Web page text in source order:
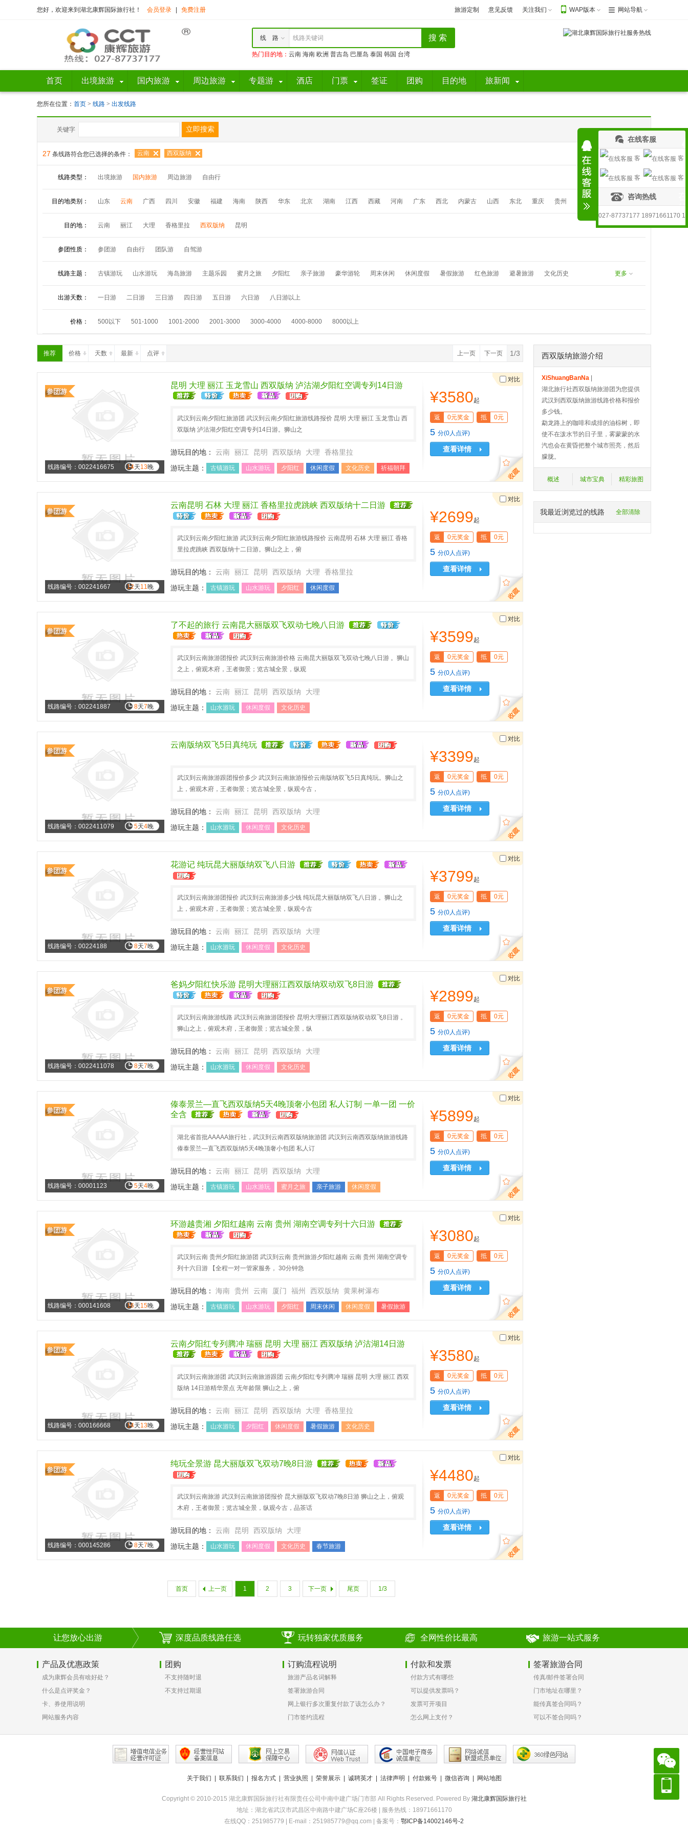
您好，欢迎来到湖北康辉国际旅行社！ 会员登录 免费注册 旅游定制 意见反馈 关注我们 WAP版本 网站导航
线路关键词
线 路
热门目的地 ： 云南 海南 欧洲 普吉岛 巴厘岛 泰国 韩国 台湾
首页 出境旅游 国内旅游 周边旅游 专题游 酒店 门票 签证 团购 目的地 旅新闻
您所在位置： 首页 > 线路 > 出发线路
关键字
27 条线路符合您已选择的条件： 云南 西双版纳
线路类型： 出境旅游 国内旅游 周边旅游 自由行
目的地类别： 山东 云南 广西 四川 安徽 福建 海南 陕西 华东 北京 湖南 江西 西藏 河南 广东 西北 内蒙古 山西 东北 重庆 贵州
目的地： 云南 丽江 大理 香格里拉 西双版纳 昆明
参团性质： 参团游 自由行 团队游 自驾游
线路主题： 古镇游玩 山水游玩 海岛旅游 主题乐园 蜜月之旅 夕阳红 亲子旅游 豪华游轮 周末休闲 休闲度假 暑假旅游 红色旅游 避暑旅游 文化历史
夏令营活动 祈福朝拜 中秋小假 国庆长假 温泉养生 春节旅游
更多
出游天数： 一日游 二日游 三日游 四日游 五日游 六日游 八日游以上
价格： 500以下 501-1000 1001-2000 2001-3000 3000-4000 4000-8000 8000以上
推荐 价格 天数 最新 点评 上一页 下一页 1/3
14天13晚
线路编号：0022416675
昆明 大理 丽江 玉龙雪山 西双版纳 泸沽湖夕阳红空调专列14日游
武汉到云南夕阳红旅游团 武汉到云南夕阳红旅游线路报价 昆明 大理 丽江 玉龙雪山 西
双版纳 泸沽湖夕阳红空调专列14日游。狮山之
游玩目的地： 云南 丽江 昆明 西双版纳 大理
香格里拉
游玩主题：
古镇游玩 山水游玩 夕阳红 休闲度假 文化历史 祈福朝拜
¥3580起
返 0元奖金 抵 0元
5 分(0人点评)
查看详情
对比
12天11晚
线路编号：002241667
云南昆明 石林 大理 丽江 香格里拉虎跳峡 西双版纳十二日游
武汉到云南夕阳红旅游 武汉到云南夕阳红旅游线路报价 云南昆明 石林 大理 丽江 香格
里拉虎跳峡 西双版纳十二日游。狮山之上，俯
游玩目的地： 云南 丽江 昆明 西双版纳 大理
香格里拉
游玩主题：
古镇游玩 山水游玩 夕阳红 休闲度假
¥2699起
返 0元奖金 抵 0元
5 分(0人点评)
查看详情
对比
8天7晚
线路编号：002241887
了不起的旅行 云南昆大丽版双飞双动七晚八日游
武汉到云南旅游团报价 武汉到云南旅游价格 云南昆大丽版双飞双动七晚八日游 。狮山
之上，俯观木府，王者御景；览古城全景，纵观
游玩目的地： 云南 丽江 昆明 西双版纳
大理
游玩主题：
山水游玩 休闲度假 文化历史
¥3599起
返 0元奖金 抵 0元
5 分(0人点评)
查看详情
对比
5天4晚
线路编号：0022411079
云南版纳双飞5日真纯玩
武汉到云南旅游跟团报价多少 武汉到云南旅游报价云南版纳双飞5日真纯玩。狮山之
上，俯观木府，王者御景；览古城全景，纵观今古，
游玩目的地： 云南 丽江 昆明 西双版纳
大理
游玩主题：
山水游玩 休闲度假 文化历史
¥3399起
返 0元奖金 抵 0元
5 分(0人点评)
查看详情
对比
8天7晚
线路编号：00224188
花游记 纯玩昆大丽版纳双飞八日游
武汉到云南旅游团报价 武汉到云南旅游多少钱 纯玩昆大丽版纳双飞八日游 。狮山之
上，俯观木府，王者御景；览古城全景，纵观今古
游玩目的地： 云南 丽江 昆明 西双版纳
大理
游玩主题：
山水游玩 休闲度假 文化历史
¥3799起
返 0元奖金 抵 0元
5 分(0人点评)
查看详情
对比
8天7晚
线路编号：0022411078
爸妈夕阳红快乐游 昆明大理丽江西双版纳双动双飞8日游
武汉到云南旅游线路 武汉到云南旅游团报价 昆明大理丽江西双版纳双动双飞8日游 。
狮山之上，俯观木府，王者御景；览古城全景，纵
游玩目的地： 云南 丽江 昆明 西双版纳
大理
游玩主题：
山水游玩 休闲度假 文化历史
¥2899起
返 0元奖金 抵 0元
5 分(0人点评)
查看详情
对比
5天4晚
线路编号：00001123
傣泰景兰—直飞西双版纳5天4晚顶奢小包团 私人订制 一单一团 一价
全含
湖北省首批AAAAA旅行社，武汉到云南西双版纳旅游团 武汉到云南西双版纳旅游线路
傣泰景兰—直飞西双版纳5天4晚顶奢小包团 私人订
游玩目的地： 云南 丽江 昆明 西双版纳
大理
游玩主题：
古镇游玩 山水游玩 蜜月之旅 亲子旅游
休闲度假
¥5899起
返 0元奖金 抵 0元
5 分(0人点评)
查看详情
对比
16天15晚
线路编号：000141608
环游越贵湘 夕阳红越南 云南 贵州 湖南空调专列十六日游
武汉到云南 贵州夕阳红旅游团 武汉到云南 贵州旅游夕阳红越南 云南 贵州 湖南空调专
列十六日游 【全程一对一管家服务， 30分钟急
游玩目的地： 海南 贵州 云南 厦门 福州 西双版纳
黄果树瀑布
游玩主题：
古镇游玩 山水游玩 夕阳红 周末休闲 休闲度假
暑假旅游
¥3080起
返 0元奖金 抵 0元
5 分(0人点评)
查看详情
对比
14天13晚
线路编号：000166668
云南夕阳红专列腾冲 瑞丽 昆明 大理 丽江 西双版纳 泸沽湖14日游
武汉到云南旅游团 武汉到云南旅游跟团 云南夕阳红专列腾冲 瑞丽 昆明 大理 丽江 西双
版纳 14日游精华景点 无年龄限 狮山之上，俯
游玩目的地： 云南 丽江 昆明 西双版纳 大理
香格里拉
游玩主题：
山水游玩 夕阳红 休闲度假 暑假旅游 文化历史
¥3580起
返 0元奖金 抵 0元
5 分(0人点评)
查看详情
对比
8天7晚
线路编号：000145286
纯玩全景游 昆大丽版双飞双动7晚8日游
武汉到云南旅游 武汉到云南旅游团报价 昆大丽版双飞双动7晚8日游 狮山之上，俯观
木府，王者御景；览古城全景，纵观今古，品茶话
游玩目的地： 云南 昆明 西双版纳
大理
游玩主题：
山水游玩 休闲度假 文化历史 春节旅游
¥4480起
返 0元奖金 抵 0元
5 分(0人点评)
查看详情
对比
首页 上一页 1 2 3 下一页 尾页 1/3
西双版纳旅游介绍
XiShuangBanNa
湖北旅行社西双版纳旅游团为您提供
武汉到西双版纳旅游线路价格和报价
多少钱。
勐龙路上的咖啡和成排的油棕树，即
使不在泼水节的日子里，雾蒙蒙的水
汽也会在黄昏把整个城市照亮，然后
朦胧。
概述 城市宝典 精彩旅图
全部清除
我最近浏览过的线路
让您放心出游 深度品质线路任选 玩转独家优质服务 全网性价比最高 旅游一站式服务
产品及优惠政策
成为康辉会员有啥好处？
什么是点评奖金？
卡、券使用说明
网站服务内容
团购
不支持随时退
不支持过期退
订购流程说明
旅游产品名词解释
签署旅游合同
网上银行多次重复付款了该怎么办？
门市签约流程
付款和发票
付款方式有哪些
可以提供发票吗？
发票可开项目
怎么网上支付？
签署旅游合同
传真/邮件签署合同
门市地址在哪里？
能传真签合同吗？
可以不签合同吗？
关于我们 联系我们 报名方式 营业执照 荣誉展示 诚聘英才 法律声明 付款账号 微信咨询 网站地图
Copyright © 2010-2015 湖北康辉国际旅行社有限责任公司中南中建广场门市部 All Rights Reserved. Powered By 湖北康辉国际旅行社
地址：湖北省武汉市武昌区中南路中建广场C座26楼 | 服务热线：18971661170
在线QQ：251985779 | E-mail：251985779@qq.com | 备案号： 鄂ICP备14002146号-2
在线客服
客
服1
客
服2
客
服3
客
咨询热线
027-87737177 18971661170 1